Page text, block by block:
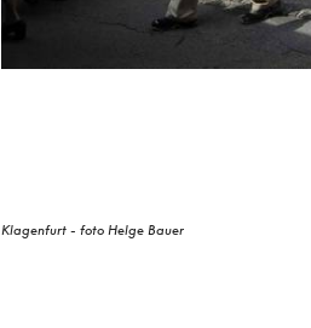
Klagenfurt - foto Helge Bauer